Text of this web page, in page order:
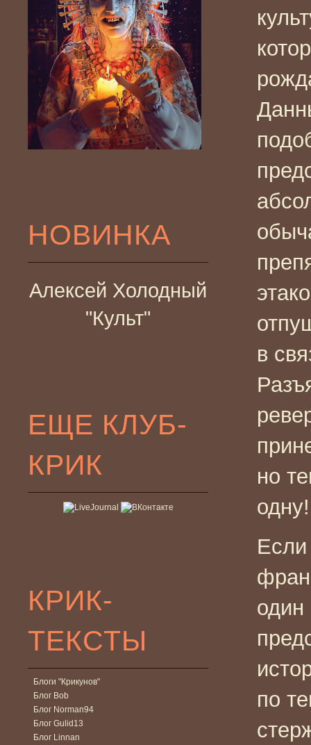
НОВИНКА
Алексей Холодный
"Культ"
ЕЩЕ КЛУБ-
КРИК
КРИК-
ТЕКСТЫ
Блоги "Крикунов"
Блог Bob
Блог Norman94
Блог Gulid13
Блог Linnan
в
но
Если
по